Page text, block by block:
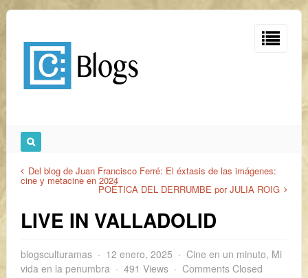
Del blog de Juan Francisco Ferré: El éxtasis de las imágenes:
cine y metacine en 2024
POÉTICA DEL DERRUMBE por JULIA ROIG
LIVE IN VALLADOLID
blogsculturamas 12 enero, 2025 Cine en un minuto, Mi
vida en la penumbra
491 Views Comments Closed